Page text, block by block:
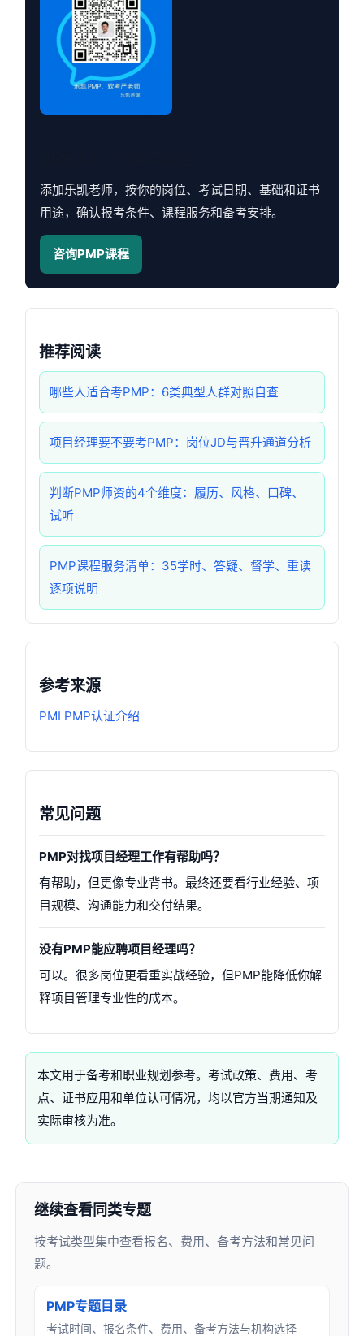
添加乐凯老师，按你的岗位、考试日期、基础和证书
用途，确认报考条件、课程服务和备考安排。
咨询PMP课程
推荐阅读
哪些人适合考PMP：6类典型人群对照自查
项目经理要不要考PMP：岗位JD与晋升通道分析
判断PMP师资的4个维度：履历、风格、口碑、
试听
PMP课程服务清单：35学时、答疑、督学、重读
逐项说明
参考来源
PMI PMP认证介绍
常见问题
PMP对找项目经理工作有帮助吗？
有帮助，但更像专业背书。最终还要看行业经验、项
目规模、沟通能力和交付结果。
没有PMP能应聘项目经理吗？
可以。很多岗位更看重实战经验，但PMP能降低你解
释项目管理专业性的成本。
本文用于备考和职业规划参考。考试政策、费用、考
点、证书应用和单位认可情况，均以官方当期通知及
实际审核为准。
继续查看同类专题
按考试类型集中查看报名、费用、备考方法和常见问
题。
PMP专题目录
考试时间、报名条件、费用、备考方法与机构选择